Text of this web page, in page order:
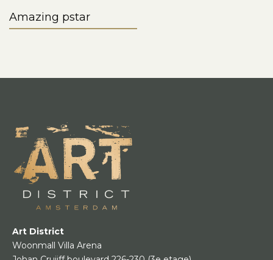
Amazing pstar
Art District
Woonmall Villa Arena